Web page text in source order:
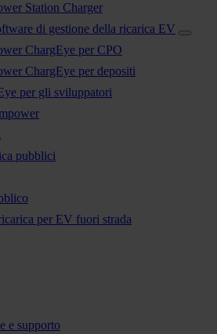
Station Charger
di gestione della ricarica EV
ChargEye per CPO
ChargEye per depositi
per gli sviluppatori
pubblici
per EV fuori strada
e supporto